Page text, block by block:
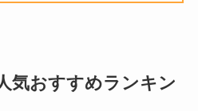
気おすすめランキン